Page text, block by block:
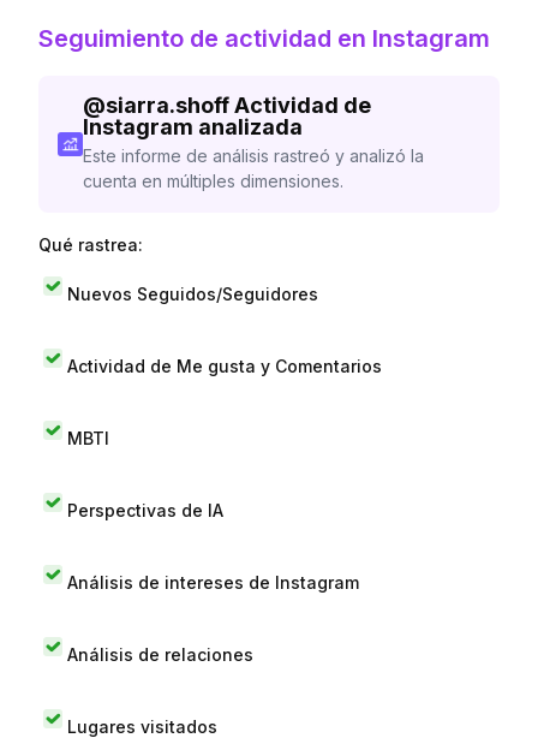
Seguimiento de actividad en Instagram
@siarra.shoffActividad de
Instagram analizada
Este informe de análisis rastreó y analizó la
cuenta en múltiples dimensiones.
Qué rastrea:
Nuevos Seguidos/Seguidores
Actividad de Me gusta y Comentarios
MBTI
Perspectivas de IA
Análisis de intereses de Instagram
Análisis de relaciones
Lugares visitados